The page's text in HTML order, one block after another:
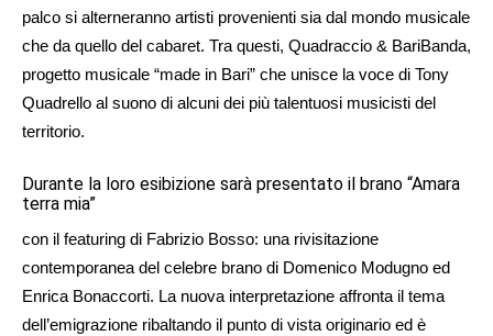
palco si alterneranno artisti provenienti sia dal mondo musicale
che da quello del cabaret. Tra questi, Quadraccio & BariBanda,
progetto musicale “made in Bari” che unisce la voce di Tony
Quadrello al suono di alcuni dei più talentuosi musicisti del
territorio.
Durante la loro esibizione sarà presentato il brano “Amara
terra mia”
con il featuring di Fabrizio Bosso: una rivisitazione
contemporanea del celebre brano di Domenico Modugno ed
Enrica Bonaccorti. La nuova interpretazione affronta il tema
dell’emigrazione ribaltando il punto di vista originario ed è